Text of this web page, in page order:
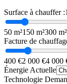
Surface à chauffer :
50 m²150 m²300 m²
Facture de
400 €2 000 €4 000
Énergie Actuelle
Technologie